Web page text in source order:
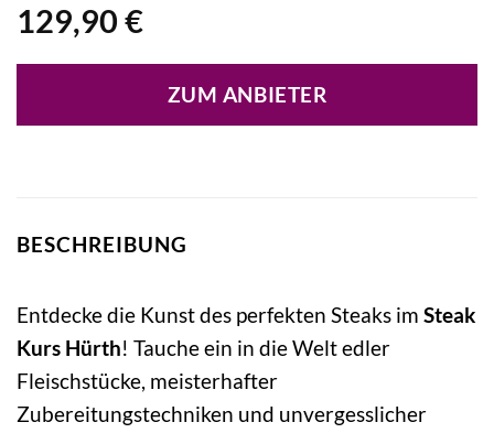
129,90 €
ZUM ANBIETER
BESCHREIBUNG
Entdecke die Kunst des perfekten Steaks im Steak
Kurs Hürth! Tauche ein in die Welt edler
Fleischstücke, meisterhafter
Zubereitungstechniken und unvergesslicher